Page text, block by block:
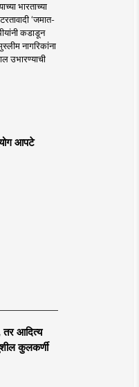
भारताच्या
‘जमात-
कडाडून
नागरिकांना
उभारण्याची
आपटे
तर आदित्य
कुलकर्णी